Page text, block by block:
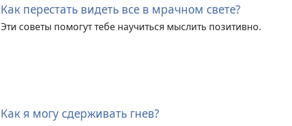
Как перестать видеть все в мрачном свете?
Эти советы помогут тебе научиться мыслить позитивно.
Как я могу сдерживать гнев?